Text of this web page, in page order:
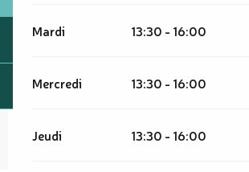
Mardi 13:30 - 16:00
Mercredi 13:30 - 16:00
Jeudi 13:30 - 16:00